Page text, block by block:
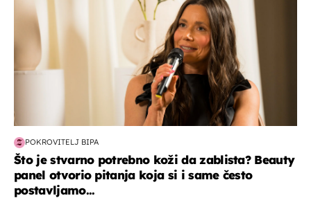
POKROVITELJ BIPA
Što je stvarno potrebno koži da zablista? Beauty
panel otvorio pitanja koja si i same često
postavljamo...